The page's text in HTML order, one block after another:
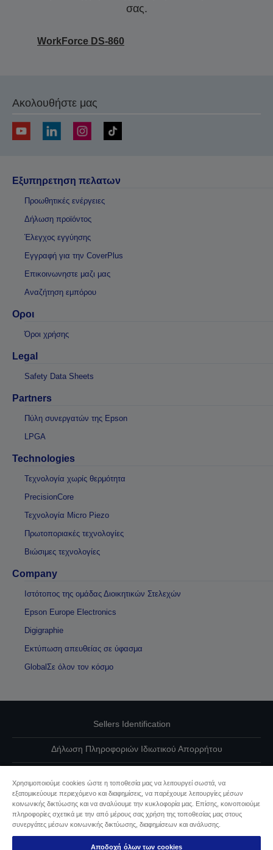
σας.
WorkForce DS-860
Ακολουθήστε μας
Εξυπηρετηση πελατων
Προωθητικές ενέργειες
Δήλωση προϊόντος
Έλεγχος εγγύησης
Εγγραφή για την CoverPlus
Επικοινωνηστε μαζι μας
Αναζήτηση εμπόρου
Οροι
Όροι χρήσης
Legal
Safety Data Sheets
Partners
Πύλη συνεργατών της Epson
LPGA
Technologies
Τεχνολογία χωρίς θερμότητα
PrecisionCore
Τεχνολογία Micro Piezo
Πρωτοποριακές τεχνολογίες
Βιώσιμες τεχνολογίες
Company
Ιστότοπος της ομάδας Διοικητικών Στελεχών
Epson Europe Electronics
Digigraphie
Εκτύπωση απευθείας σε ύφασμα
GlobalΣε όλον τον κόσμο
Sellers Identification
Δήλωση Πληροφοριών Ιδιωτικού Απορρήτου
Επικοινωνήστε μαζί μας για τα δεδομένα σας
Πληροφορίες σχετικά με τα cookie
Χρησιμοποιούμε cookies ώστε η τοποθεσία μας να λειτουργεί σωστά, να
εξατομικεύουμε περιεχόμενο και διαφημίσεις, να παρέχουμε λειτουργίες μέσων
κοινωνικής δικτύωσης και να αναλύουμε την κυκλοφορία μας. Επίσης, κοινοποιούμε
πληροφορίες σχετικά με την από μέρους σας χρήση της τοποθεσίας μας στους
συνεργάτες μέσων κοινωνικής δικτύωσης, διαφημίσεων και ανάλυσης.
Αποδοχή όλων των cookies